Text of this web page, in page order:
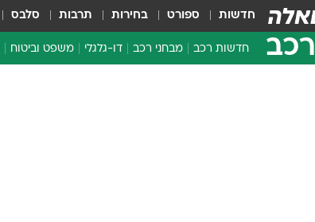
חדשות ספורט בחירות תרבות סלבס
רכב חדשות רכב מבחני רכב דו-גלגלי משפט וביטוח